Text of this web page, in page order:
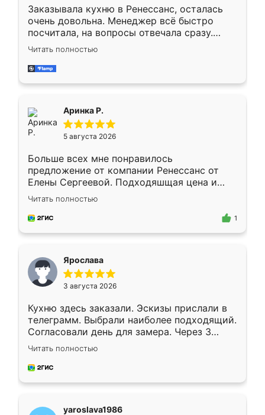
Заказывала кухню в Ренессанс, осталась
очень довольна. Менеджер всё быстро
посчитала, на вопросы отвечала сразу.
Замерщик приехал в субботу, подошёл к
делу со всей ответственностью. Собрали
за день, ребята работали аккуратно, даже
Читать полностью
Аринка Р.
5 августа 2026
Больше всех мне понравилось
предложение от компании Ренессанс от
Елены Сергеевой. Подходяшщая цена и
короткие сроки изготовления. Приехавший
для замера сотрудник Владислав
предложил по моему эскизу самый
Читать полностью
1
Ярослава
3 августа 2026
Кухню здесь заказали. Эскизы прислали в
телеграмм. Выбрали наиболее подходящий.
Согласовали день для замера. Через 3
недели кухня была уже готова. Остались
довольны работой. Спасибо Ренессанс
мебель за качественную работу!
Читать полностью
yaroslava1986